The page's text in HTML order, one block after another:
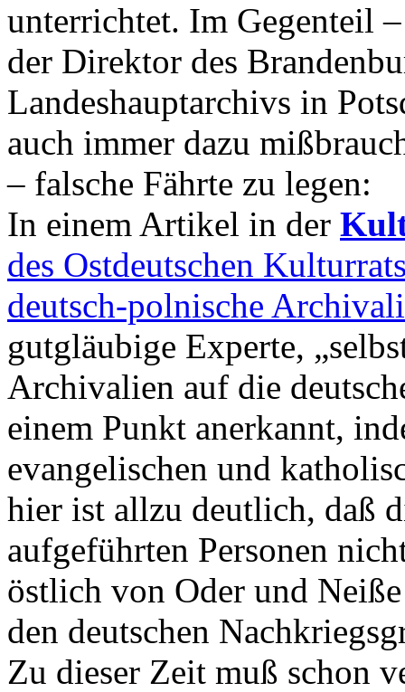
unterrichtet. Im Gegenteil
der Direktor des
Landeshauptarchivs in
auch immer dazu
– falsche Fährte zu legen:
In einem Artikel in der
des Ostdeutschen
deutsch-polnische
gutgläubige Experte,
Archivalien auf die
einem Punkt anerkannt,
evangelischen und
hier ist allzu deutlich, daß
aufgeführten Personen
östlich von Oder und
den deutschen
Zu dieser Zeit muß schon